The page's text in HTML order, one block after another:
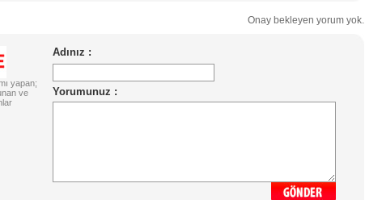
Onay bekleyen yorum yok.
yapan;
ve